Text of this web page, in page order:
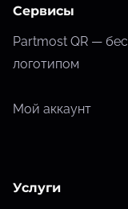
Сервисы
Partmost QR —
логотипом
Мой аккаунт
Услуги